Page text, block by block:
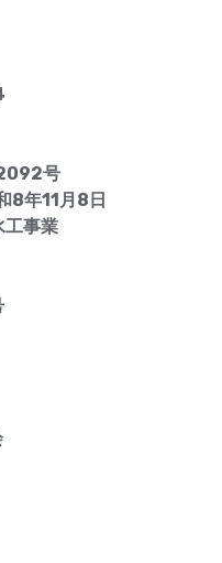
号
8年11月8日
工事業